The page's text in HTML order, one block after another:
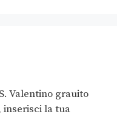
Valentino grauito
la tua